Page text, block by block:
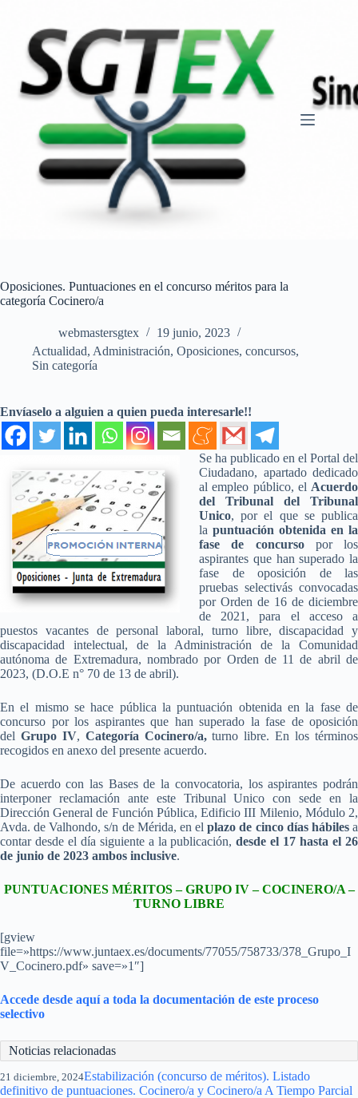
contenido
Oposiciones. Puntuaciones en el concurso méritos para la
categoría Cocinero/a
webmastersgtex
19 junio, 2023
Actualidad, Administración, Oposiciones, concursos,
Sin categoría
Envíaselo a alguien a quien pueda interesarle!!
Se ha publicado en el Portal del
Ciudadano, apartado dedicado
al empleo público, el Acuerdo
del Tribunal del Tribunal
Unico, por el que se publica
la puntuación obtenida en la
fase de concursopor los
aspirantes que han superado la
fase de oposición de las
pruebas selectivás convocadas
por Orden de 16 de diciembre
de 2021, para el acceso a
puestos vacantes de personal laboral, turno libre, discapacidad y
discapacidad intelectual, de la Administración de la Comunidad
autónoma de Extremadura, nombrado por Orden de 11 de abril de
2023, (D.O.E n° 70 de 13 de abril).
En el mismo se hace pública la puntuación obtenida en la fase de
concurso por los aspirantes que han superado la fase de oposición
del Grupo IV, Categoría Cocinero/a,turno libre. En los términos
recogidos en anexo del presente acuerdo.
De acuerdo con las Bases de la convocatoria, los aspirantes podrán
interponer reclamación ante este Tribunal Unico con sede en la
Dirección General de Función Pública, Edificio III Milenio, Módulo 2,
Avda. de Valhondo, s/n de Mérida, en elplazo de cinco días hábilesa
contar desde el día siguiente a la publicación,desde el 17 hasta el 26
de junio de 2023 ambos inclusive.
PUNTUACIONES MÉRITOS – GRUPO IV – COCINERO/A –
TURNO LIBRE
[gview
file=»https://www.juntaex.es/documents/77055/758733/378_Grupo_I
V_Cocinero.pdf» save=»1″]
Accede desde aquí a toda la documentación de este proceso
selectivo
Noticias relacionadas
21 diciembre, 2024Estabilización (concurso de méritos). Listado
definitivo de puntuaciones. Cocinero/a y Cocinero/a A Tiempo Parcial